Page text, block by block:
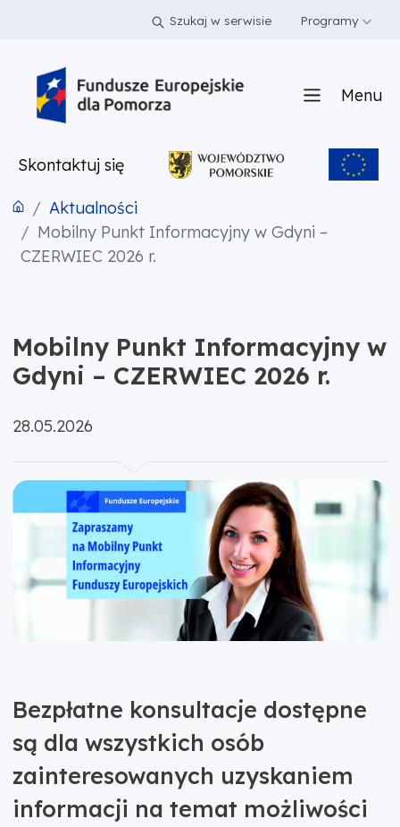
PRZEJDŹ DO TREŚCI Szukaj w serwisie Programy
Menu
Skontaktuj się
Aktualności
Mobilny Punkt Informacyjny w Gdyni –
CZERWIEC 2026 r.
Mobilny Punkt Informacyjny w
Gdyni – CZERWIEC 2026 r.
Opublikowano:
28.05.2026
Bezpłatne konsultacje dostępne
są dla wszystkich osób
zainteresowanych uzyskaniem
informacji na temat możliwości